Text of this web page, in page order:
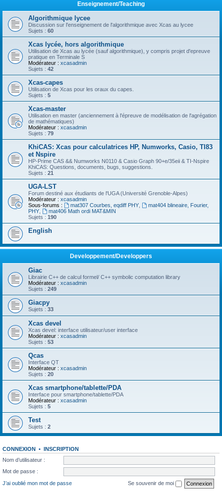
Enseignement/Teaching
Algorithmique lycee
Discussion sur l'enseignement de l'algorithmique avec Xcas au lycee
Sujets : 60
Xcas lycée, hors algorithmique
Utilisation de Xcas au lycée (sauf algorithmique), y compris projet d'epreuve
pratique en Terminale S
Modérateur : xcasadmin
Sujets : 42
Xcas-capes
Utilisation de Xcas pour les oraux du capes.
Sujets : 5
Xcas-master
Utilisation en master (anciennement à l'épreuve de modélisation de l'agrégation
de mathématiques)
Modérateur : xcasadmin
Sujets : 79
KhiCAS: Xcas pour calculatrices HP, Numworks, Casio, TI83
et Nspire
HP-Prime CAS && Numworks N0110 & Casio Graph 90+e/35eii & TI-Nspire
KhiCAS: Questions, documents, bugs, suggestions.
Sujets : 21
UGA-LST
Forum destiné aux étudiants de l'UGA (Université Grenoble-Alpes)
Modérateur : xcasadmin
Sous-forums :
mat307 Courbes, eqdiff PHY,
mat404 blineaire, Fourier,
PHY
mat406 Math ordi MAT&MIN
Sujets : 190
English
Developpement/Developpers
Giac
Librairie C++ de calcul formel/ C++ symbolic computation library
Modérateur : xcasadmin
Sujets : 249
Giacpy
Sujets : 33
Xcas devel
Xcas devel: interface utilisateur/user interface
Modérateur : xcasadmin
Sujets : 53
Qcas
Interface QT
Modérateur : xcasadmin
Sujets : 20
Xcas smartphone/tablette/PDA
Interface pour smartphone/tablette/PDA
Modérateur : xcasadmin
Sujets : 5
Test
Sujets : 2
CONNEXION • INSCRIPTION
Nom d’utilisateur :
Mot de passe :
J’ai oublié mon mot de passe
Se souvenir de moi